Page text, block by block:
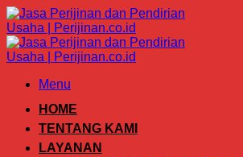
Skip
to
content
Menu
HOME
TENTANG KAMI
LAYANAN